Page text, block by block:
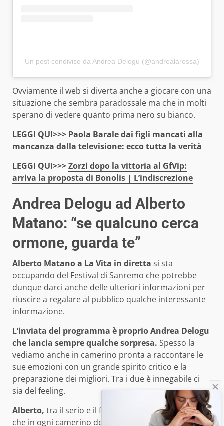
Un post condiviso da Andrea Delogu (@andrealarossa)
Ovviamente il web si diverta anche a giocare con una
situazione che sembra paradossale ma che in molti
sperano di vedere quanto prima nero su bianco.
LEGGI QUI>>> Paola Barale dai figli mancati alla
mancanza dalla televisione: ecco tutta la verità
LEGGI QUI>>>Zorzi dopo la vittoria al GfVip:
arriva la proposta di Bonolis | L’indiscrezione
Andrea Delogu ad Alberto
Matano: “se qualcuno cerca
ormone, guarda te”
Alberto Matano a La Vita in diretta si sta
occupando del Festival di Sanremo che potrebbe
dunque darci anche delle ulteriori informazioni per
riuscire a regalare al pubblico qualche interessante
informazione.
L’inviata del programma è proprio Andrea Delogu
che lancia sempre qualche sorpresa. Spesso la
vediamo anche in camerino pronta a raccontare le
sue emozioni con un grande spirito critico e la
preparazione dei migliori. Tra i due è innegabile ci
sia del feeling.
Alberto, tra il serio e il faceto, ha detto ad Andrea
che in ogni camerino del Festival di Sanremo ci sarà